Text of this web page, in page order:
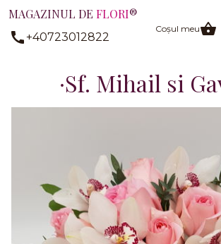
MAGAZINUL DE FLORI®
+40723012822
Coșul meu
Sf. Mihail si